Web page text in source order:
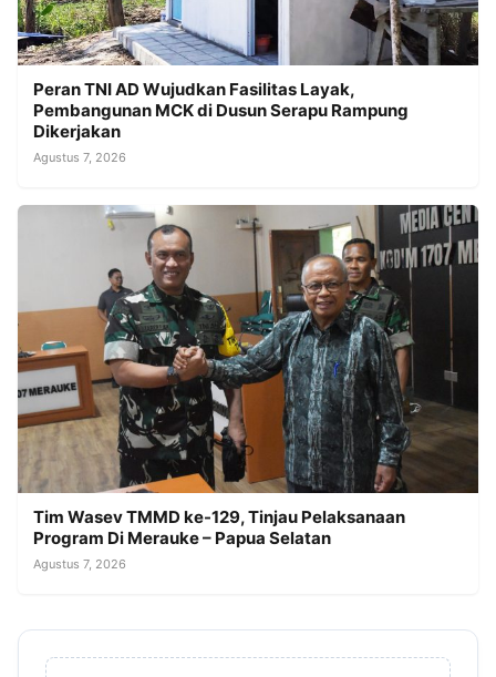
Peran TNI AD Wujudkan Fasilitas Layak,
Pembangunan MCK di Dusun Serapu Rampung
Dikerjakan
Agustus 7, 2026
Tim Wasev TMMD ke-129, Tinjau Pelaksanaan
Program Di Merauke – Papua Selatan
Agustus 7, 2026